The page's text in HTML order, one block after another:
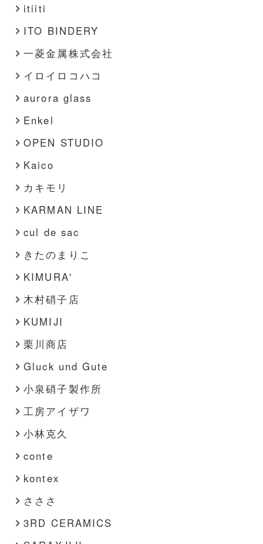
itiiti
ITO BINDERY
一菱金属株式会社
イロイロコハコ
aurora glass
Enkel
OPEN STUDIO
Kaico
カキモリ
KARMAN LINE
cul de sac
きたのまりこ
KIMURA'
木村硝子店
KUMIJI
栗川商店
Gluck und Gute
小泉硝子製作所
工房アイザワ
小林克久
conte
kontex
さささ
3RD CERAMICS